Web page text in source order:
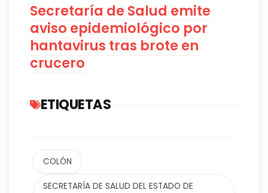
Secretaría de Salud emite
aviso epidemiológico por
hantavirus tras brote en
crucero
ETIQUETAS
COLÓN
SECRETARÍA DE SALUD DEL ESTADO DE